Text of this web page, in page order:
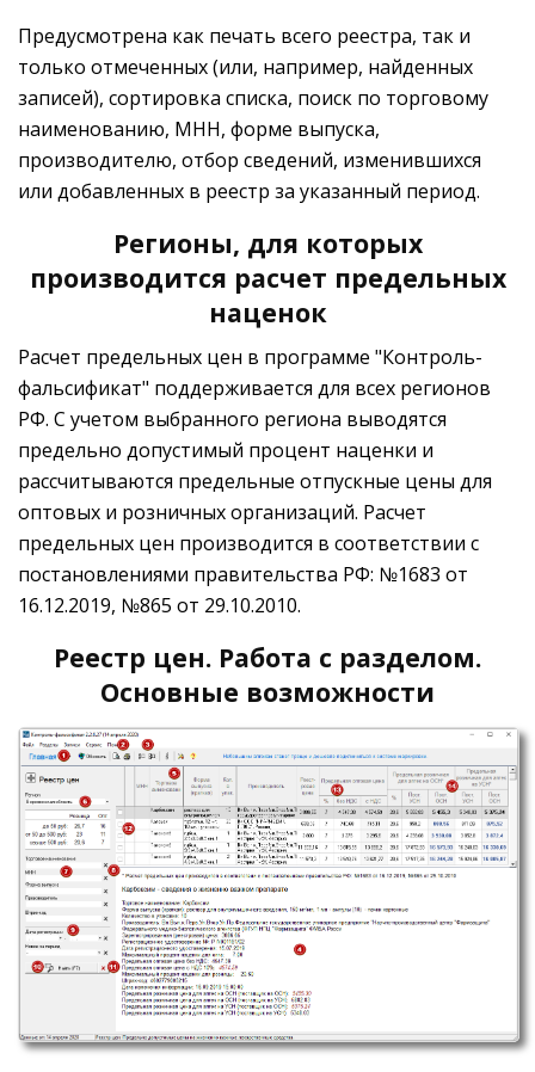
Предусмотрена как печать всего реестра, так и
только отмеченных (или, например, найденных
записей), сортировка списка, поиск по торговому
наименованию, МНН, форме выпуска,
производителю, отбор сведений, изменившихся
или добавленных в реестр за указанный период.
Регионы, для которых
производится расчет предельных
наценок
Расчет предельных цен в программе "Контроль-
фальсификат" поддерживается для всех регионов
РФ. С учетом выбранного региона выводятся
предельно допустимый процент наценки и
рассчитываются предельные отпускные цены для
оптовых и розничных организаций. Расчет
предельных цен производится в соответствии с
постановлениями правительства РФ: №1683 от
16.12.2019, №865 от 29.10.2010.
Реестр цен. Работа с разделом.
Основные возможности